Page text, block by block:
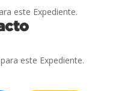
este Expediente.
este Expediente.